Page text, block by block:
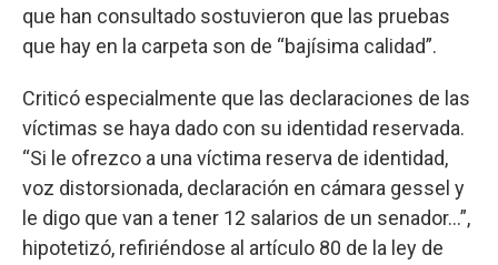
que han consultado sostuvieron que las pruebas
que hay en la carpeta son de “bajísima calidad”.
Criticó especialmente que las declaraciones de las
víctimas se haya dado con su identidad reservada.
“Si le ofrezco a una víctima reserva de identidad,
voz distorsionada, declaración en cámara gessel y
le digo que van a tener 12 salarios de un senador…”,
hipotetizó, refiriéndose al artículo 80 de la ley de